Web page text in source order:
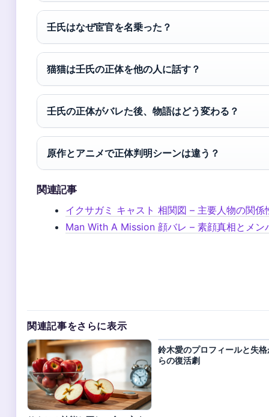
壬氏はなぜ宦官を名乗った？
猫猫は壬氏の正体を他の人に話す？
壬氏の正体がバレた後、物語はどう変わる？
原作とアニメで正体判明シーンは違う？
関連記事
イクサガミ キャスト 相関図 – 主要人物の関係
Man With A Mission 顔バレ – 素顔真相とメン
関連記事をさらに表示
鈴木愛のプロフィールと失格
らの復活劇